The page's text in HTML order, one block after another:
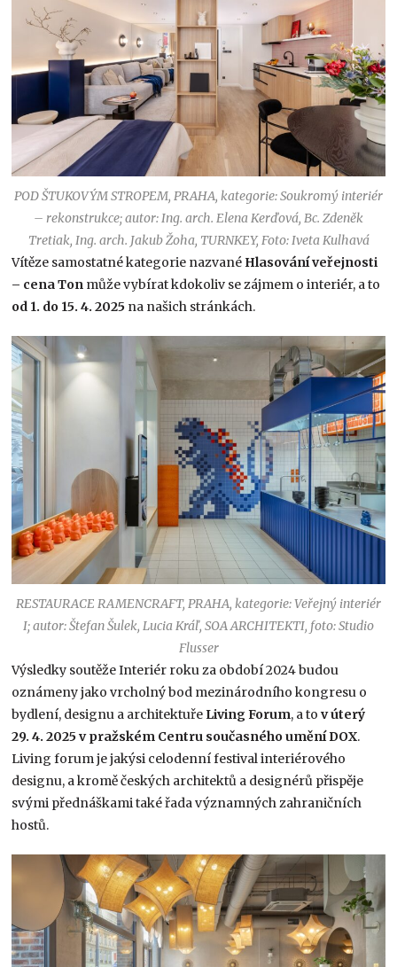
POD ŠTUKOVÝM STROPEM, PRAHA, kategorie: Soukromý interiér
– rekonstrukce; autor: Ing. arch. Elena Kerďová, Bc. Zdeněk
Tretiak, Ing. arch. Jakub Žoha, TURNKEY, Foto: Iveta Kulhavá
Vítěze samostatné kategorie nazvané Hlasování veřejnosti
– cena Ton může vybírat kdokoliv se zájmem o interiér, a to
od 1. do 15. 4. 2025 na našich stránkách.
RESTAURACE RAMENCRAFT, PRAHA, kategorie: Veřejný interiér
I; autor: Štefan Šulek, Lucia Kráľ, SOA ARCHITEKTI, foto: Studio
Flusser
Výsledky soutěže Interiér roku za období 2024 budou
oznámeny jako vrcholný bod mezinárodního kongresu o
bydlení, designu a architektuře Living Forum, a tov úterý
29. 4. 2025 v pražském Centru současného umění DOX.
Living forum je jakýsi celodenní festival interiérového
designu, a kromě českých architektů a designérů přispěje
svými přednáškami také řada významných zahraničních
hostů.